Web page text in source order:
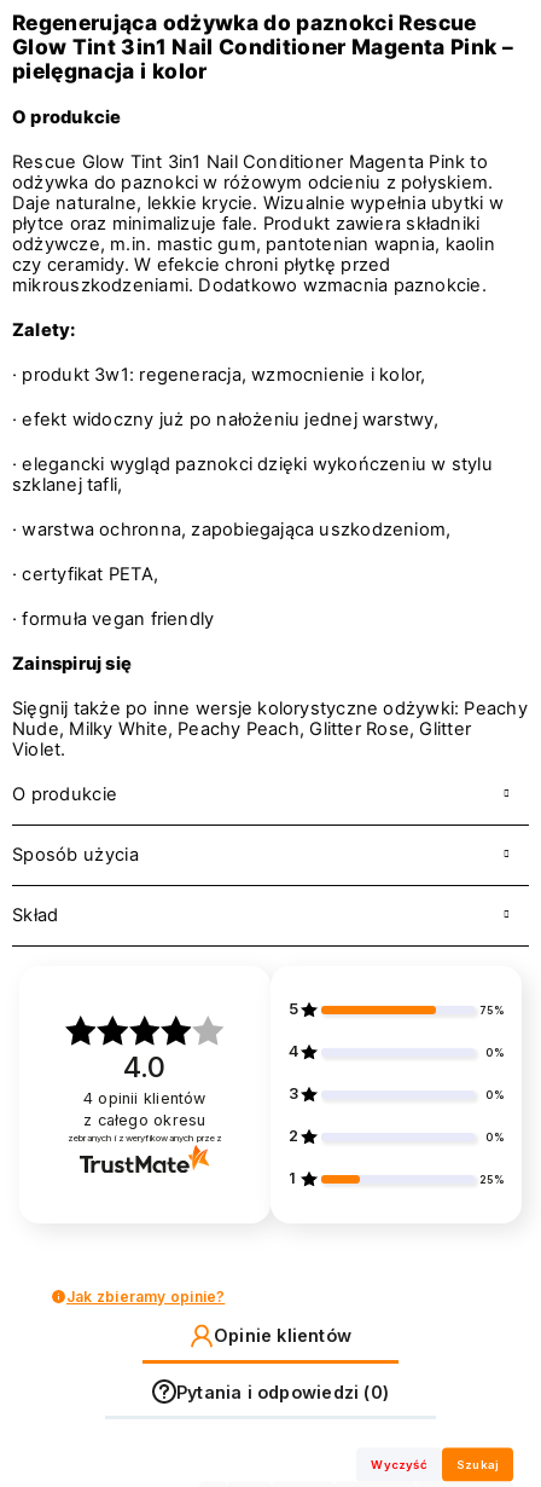
Regenerująca odżywka do paznokci Rescue
Glow Tint 3in1 Nail Conditioner Magenta Pink –
pielęgnacja i kolor
O produkcie
Rescue Glow Tint 3in1 Nail Conditioner Magenta Pink to
odżywka do paznokciw różowym odcieniu z połyskiem.
Daje naturalne, lekkie krycie. Wizualnie wypełnia ubytki w
płytce oraz minimalizuje fale. Produkt zawiera składniki
odżywcze, m.in. mastic gum, pantotenian wapnia, kaolin
czy ceramidy. W efekcie chroni płytkę przed
mikrouszkodzeniami. Dodatkowo wzmacnia paznokcie.
Zalety:
· produkt 3w1: regeneracja, wzmocnienie i kolor,
· efekt widoczny już po nałożeniu jednej warstwy,
· elegancki wygląd paznokci dzięki wykończeniu w stylu
szklanej tafli,
· warstwa ochronna, zapobiegająca uszkodzeniom,
· certyfikat PETA,
· formuła vegan friendly
Zainspiruj się
Sięgnij także po inne wersje kolorystyczne odżywki: Peachy
Nude, Milky White, Peachy Peach,Glitter Rose,Glitter
Violet.
O produkcie
Sposób użycia
Skład
4.0
4 opinii klientów
z całego okresu
zebranych i zweryfikowanych przez
5 75%
4 0%
3 0%
2 0%
1 25%
Jak zbieramy opinie?
Opinie klientów
Pytania i odpowiedzi (0)
Wyczyść Szukaj